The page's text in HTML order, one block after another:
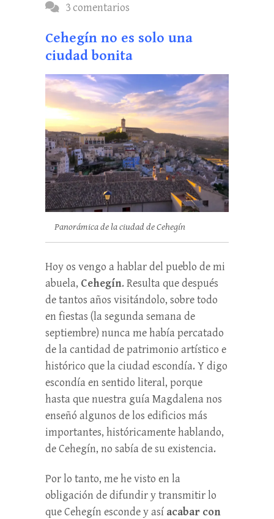
3 comentarios
Cehegín no es solo una
ciudad bonita
Panorámica de la ciudad de Cehegín
Hoy os vengo a hablar del pueblo de mi
abuela, Cehegín. Resulta que después
de tantos años visitándolo, sobre todo
en fiestas (la segunda semana de
septiembre) nunca me había percatado
de la cantidad de patrimonio artístico e
histórico que la ciudad escondía. Y digo
escondía en sentido literal, porque
hasta que nuestra guía Magdalena nos
enseñó algunos de los edificios más
importantes, históricamente hablando,
de Cehegín, no sabía de su existencia.
Por lo tanto, me he visto en la
obligación de difundir y transmitir lo
que Cehegín esconde y así acabar con